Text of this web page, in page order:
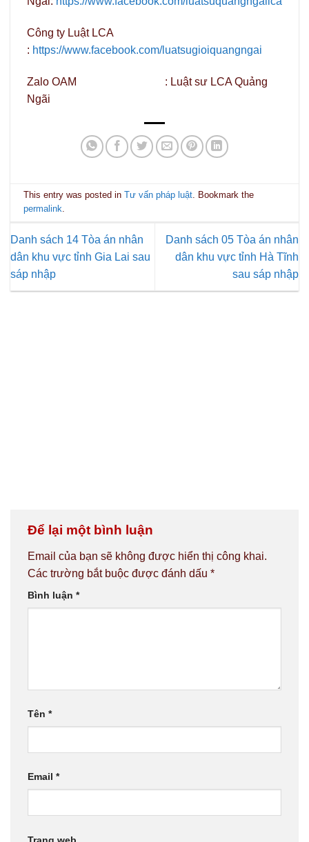
Công ty Luật LCA
: https://www.facebook.com/luatsugioiquangngai
Zalo OAM : Luật sư LCA Quảng
Ngãi
This entry was posted inTư vấn pháp luật. Bookmark the
permalink.
Danh sách 14 Tòa án nhân
dân khu vực tỉnh Gia Lai sau
sáp nhập
Danh sách 05 Tòa án nhân
dân khu vực tỉnh Hà Tĩnh
sau sáp nhập
Để lại một bình luận
Email của bạn sẽ không được hiển thị công khai.
Các trường bắt buộc được đánh dấu *
Bình luận *
Tên *
Email *
Trang web